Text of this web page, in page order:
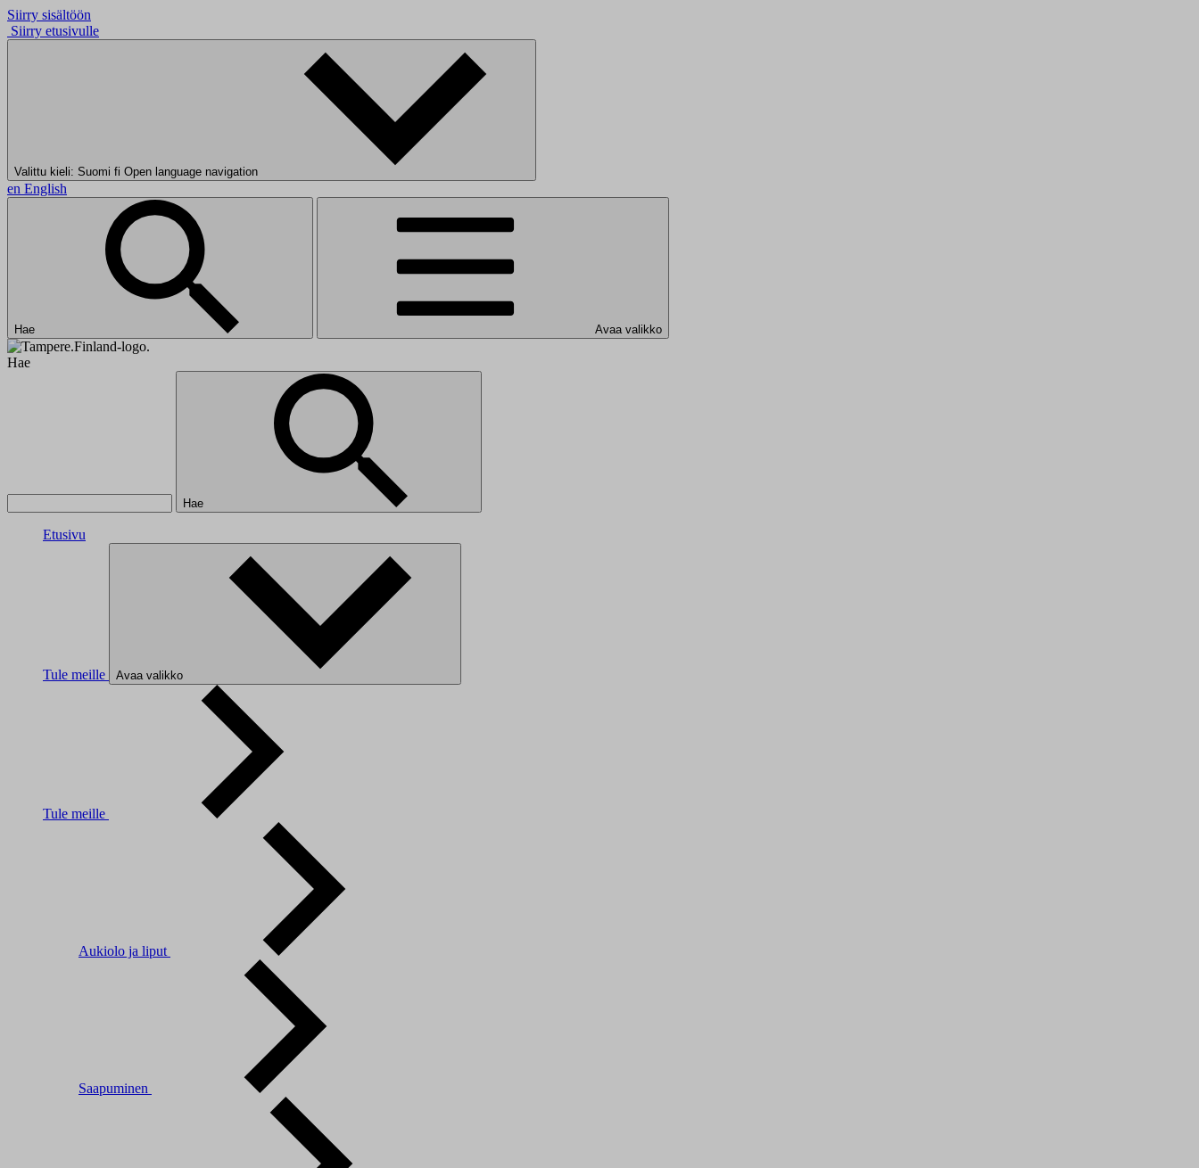
Siirry sisältöön
Siirry etusivulle
Valittu kieli: Suomi fi Open language navigation
en English
Hae Avaa valikko
Hae
Hae
Etusivu
Tule meille Avaa valikko
Tule meille
Aukiolo ja liput
Saapuminen